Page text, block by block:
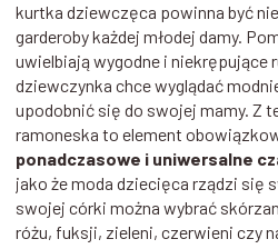
kurtka dziewczęca powinna być
garderoby każdej młodej damy.
uwielbiają wygodne i niekrępujące
dziewczynka chce wyglądać
upodobnić się do swojej mamy. Z
ramoneska to element
ponadczasowe i uniwersalne
jako że moda dziecięca rządzi się
swojej córki można wybrać
różu, fuksji, zieleni, czerwieni czy